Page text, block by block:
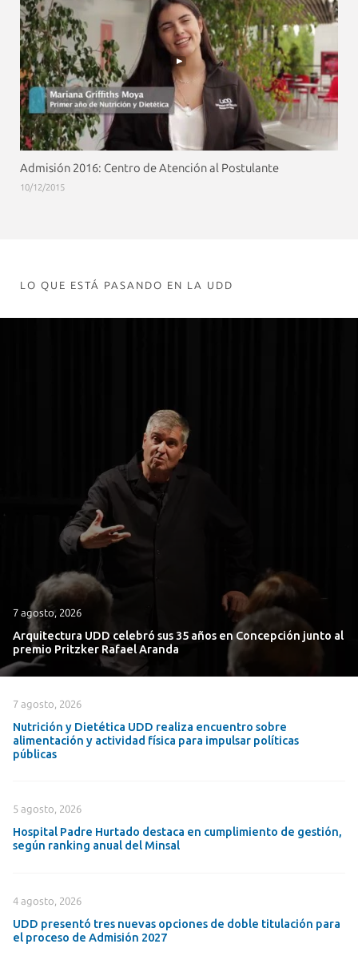
Admisión 2016: Centro de Atención al Postulante
10/12/2015
LO QUE ESTÁ PASANDO EN LA UDD
7 agosto, 2026
Arquitectura UDD celebró sus 35 años en Concepción junto al
premio Pritzker Rafael Aranda
7 agosto, 2026
Nutrición y Dietética UDD realiza encuentro sobre
alimentación y actividad física para impulsar políticas
públicas
5 agosto, 2026
Hospital Padre Hurtado destaca en cumplimiento de gestión,
según ranking anual del Minsal
4 agosto, 2026
UDD presentó tres nuevas opciones de doble titulación para
el proceso de Admisión 2027